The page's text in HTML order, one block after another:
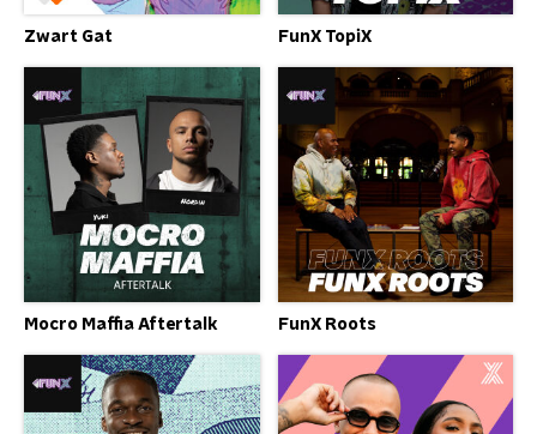
Zwart Gat FunX TopiX
Mocro Maffia Aftertalk FunX Roots